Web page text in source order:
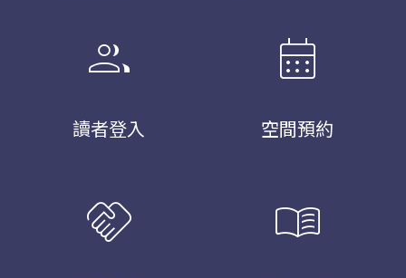
group
讀者登入
calendar_month
空間預約
handshake menu_book